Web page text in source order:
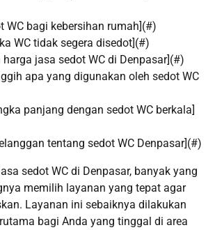
WC bagi kebersihan rumah](#)
WC tidak segera disedot](#)
harga jasa sedot WC di Denpasar](#)
apa yang digunakan oleh sedot WC
panjang dengan sedot WC berkala]
tentang sedot WC Denpasar](#)
sedot WC di Denpasar, banyak yang
memilih layanan yang tepat agar
Layanan ini sebaiknya dilakukan
bagi Anda yang tinggal di area